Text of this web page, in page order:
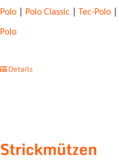
Polo| Polo Classic| Tec-Polo|
Polo
Details
Strickmützen